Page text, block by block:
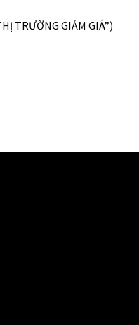
TRƯỜNG GIẢM GIÁ”)